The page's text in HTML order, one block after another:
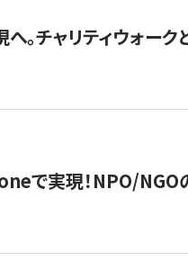
。チャリティウォー
で実現！NPO/NGO